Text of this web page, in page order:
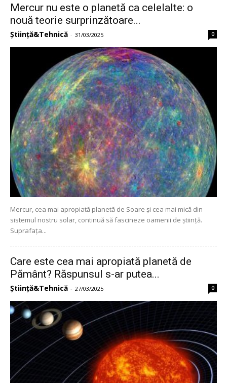
Mercur nu este o planetă ca celelalte: o
nouă teorie surprinzătoare...
Știință&Tehnică - 31/03/2025 0
Mercur, cea mai apropiată planetă de Soare și cea mai mică din
sistemul nostru solar, continuă să fascineze oamenii de știință.
Suprafața...
Care este cea mai apropiată planetă de
Pământ? Răspunsul s-ar putea...
Știință&Tehnică - 27/03/2025 0